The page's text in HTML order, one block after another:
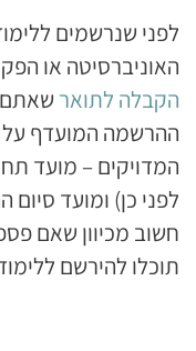
לפני שנרשמים
האוניברסיטה או
הקבלה לתואר שאתם
ההרשמה המועדף
המדויקים – מועד
לפני כן) ומועד
חשוב מכיוון שאם
תוכלו להירשם